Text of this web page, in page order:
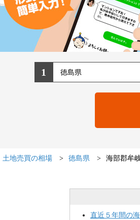
1
土地売買の相場 徳島県 海部郡牟岐
直近５年間の